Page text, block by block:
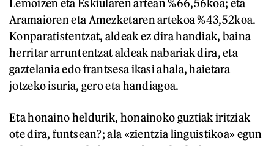
Lemoizen eta Eskiularen artean %66,56koa; eta
Aramaioren eta Amezketaren artekoa %43,52koa.
Konparatistentzat, aldeak ez dira handiak, baina
herritar arruntentzat aldeak nabariak dira, eta
gaztelania edo frantsesa ikasi ahala, haietara
jotzeko isuria, gero eta handiagoa.
Eta honaino heldurik, honainoko guztiak iritziak
ote dira, funtsean?; ala «zientzia linguistikoa» egun